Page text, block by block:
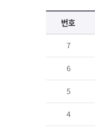
국가회계의 활용 과정 목록 으로 번호, 제목, 작성자, 조회수, 등록 일로 나열 되고 있습니다.
번호
7
6
5
4